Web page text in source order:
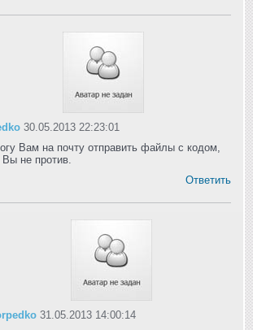
30.05.2013 22:23:01
Вам на почту отправить файлы с кодом,
Вы не против.
Ответить
31.05.2013 14:00:14